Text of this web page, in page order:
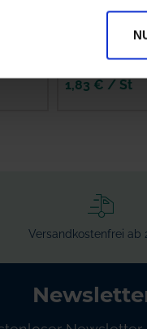
Lechler
zzgl. MwSt.
1,83 € / St
Versandkostenfrei ab